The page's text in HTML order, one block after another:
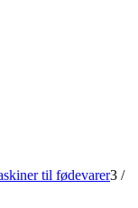
til fødevarer3 /